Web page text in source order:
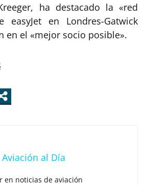
ha destacado la «red
easyJet en Londres-Gatwick
en el «mejor socio posible».
Aviación al Día
en noticias de aviación